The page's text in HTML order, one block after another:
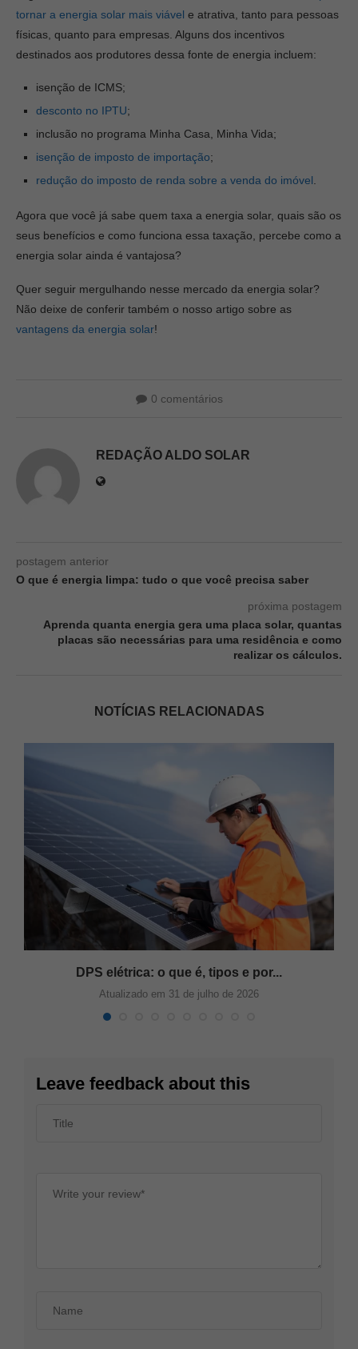
tornar a energia solar mais viável e atrativa, tanto para pessoas
físicas, quanto para empresas. Alguns dos incentivos
destinados aos produtores dessa fonte de energia incluem:
isenção de ICMS;
desconto no IPTU;
inclusão no programa Minha Casa, Minha Vida;
isenção de imposto de importação;
redução do imposto de renda sobre a venda do imóvel
Agora que você já sabe quem taxa a energia solar, quais são os
seus benefícios e como funciona essa taxação, percebe como a
energia solar ainda é vantajosa?
Quer seguir mergulhando nesse mercado da energia solar?
Não deixe de conferir também o nosso artigo sobre as
vantagens da energia solar!
0 comentários
REDAÇÃO ALDO SOLAR
postagem anterior
O que é energia limpa: tudo o que você precisa saber
próxima postagem
Aprenda quanta energia gera uma placa solar, quantas
placas são necessárias para uma residência e como
realizar os cálculos.
NOTÍCIAS RELACIONADAS
DPS elétrica: o que é, tipos e por...
Atualizado em 31 de julho de 2026
Leave feedback about this